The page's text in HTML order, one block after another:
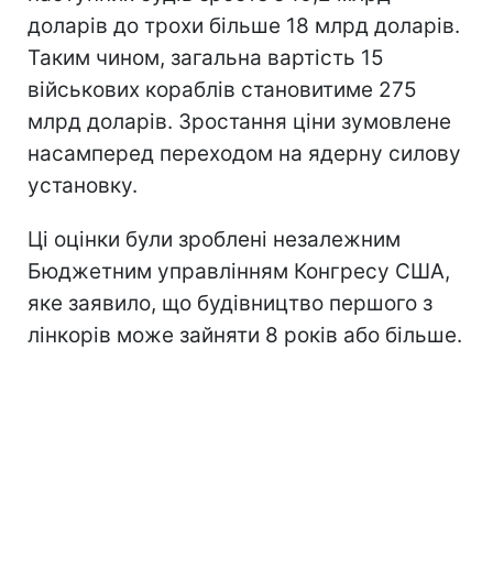
доларів до трохи більше 18 млрд доларів.
Таким чином, загальна вартість 15
військових кораблів становитиме 275
млрд доларів. Зростання ціни зумовлене
насамперед переходом на ядерну силову
установку.
Ці оцінки були зроблені незалежним
Бюджетним управлінням Конгресу США,
яке заявило, що будівництво першого з
лінкорів може зайняти 8 років або більше.